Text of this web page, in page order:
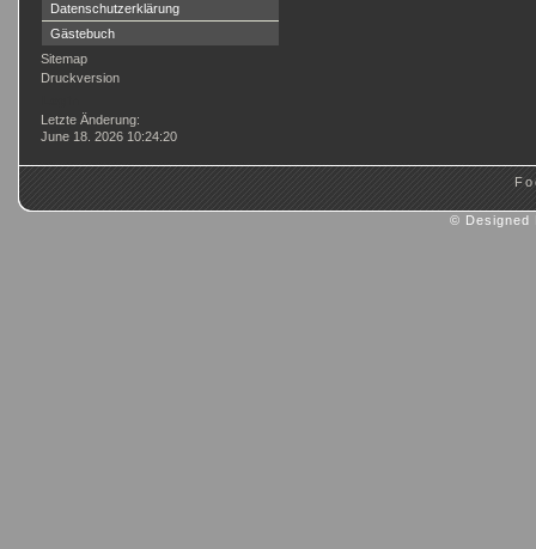
Datenschutzerklärung
Gästebuch
Sitemap
Druckversion
Letzte Änderung:
June 18. 2026 10:24:20
© Designed